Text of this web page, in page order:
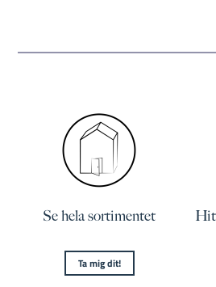
Se hela sortimentet
Ta mig dit!